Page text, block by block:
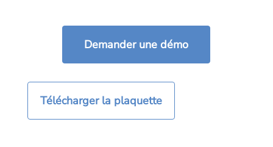
Demander une démo
Télécharger la plaquette